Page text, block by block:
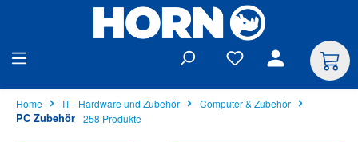
Home IT - Hardware und Zubehör Computer & Zubehör
PC Zubehör 258 Produkte